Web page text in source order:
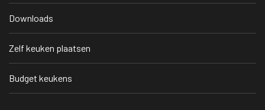
Downloads
Zelf keuken plaatsen
Budget keukens